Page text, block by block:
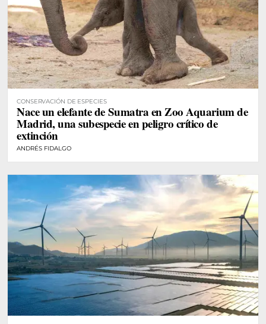
CONSERVACIÓN DE ESPECIES
Nace un elefante de Sumatra en Zoo Aquarium de
Madrid, una subespecie en peligro crítico de
extinción
ANDRÉS FIDALGO